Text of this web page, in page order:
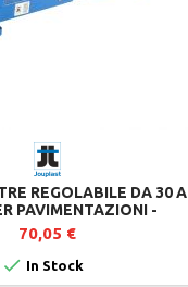
REGOLABILE DA 30 A
PAVIMENTAZIONI -
JOUPLAST
70,05 €
 In Stock